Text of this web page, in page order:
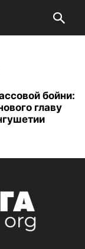
бойни:
главу